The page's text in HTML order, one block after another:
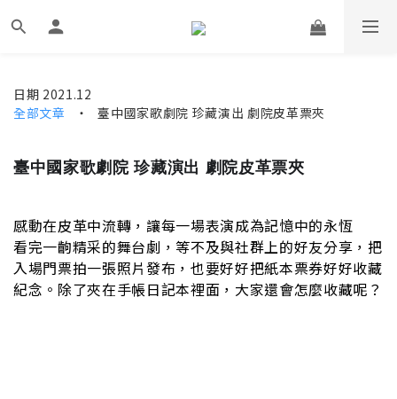
日期 2021.12
全部文章 ‧ 臺中國家歌劇院 珍藏演出 劇院皮革票夾
臺中國家歌劇院 珍藏演出 劇院皮革票夾
感動在皮革中流轉，讓每一場表演成為記憶中的永恆
看完一齣精采的舞台劇，等不及與社群上的好友分享，把
入場門票拍一張照片發布，也要好好把紙本票券好好收藏
紀念。除了夾在手帳日記本裡面，大家還會怎麼收藏呢？